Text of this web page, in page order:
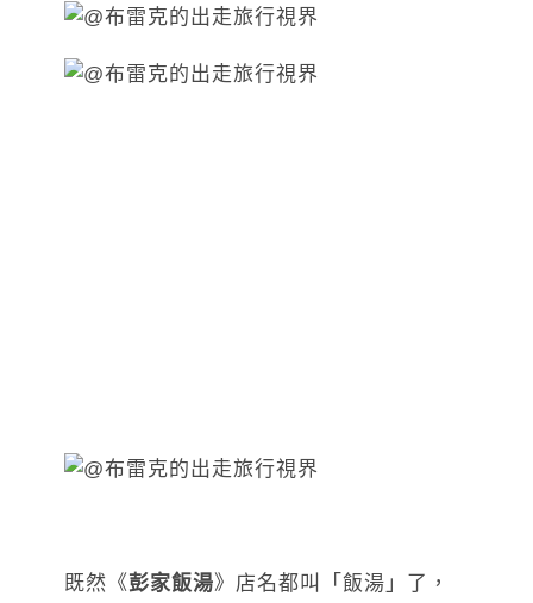
既然《彭家飯湯》店名都叫「飯湯」了，